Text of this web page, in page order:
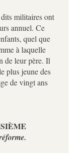
militaires ont
annuel. Ce
quel que
à laquelle
de leur père. Il
plus jeune des
de vingt ans